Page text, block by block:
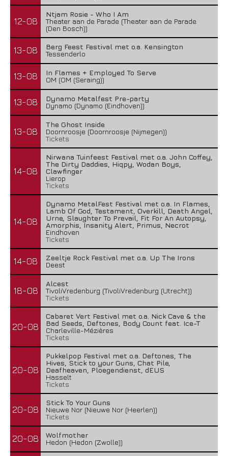
12-08
Ntjam Rosie - Who I Am
Theater aan de Parade (Theater aan de Parade
(Den Bosch))
13-08
Berg Feest Festival met o.a. Kensington
Tessenderlo
13-08
In Flames + Employed To Serve
OM (OM (Seraing))
13-08
Dynamo Metalfest Pre-party
Dynamo (Dynamo (Eindhoven))
13-08
The Ghost Inside
Doornroosje (Doornroosje (Nijmegen))
Tickets
14-08
Nirwana Tuinfeest Festival met o.a. John Coffey,
The Dirty Daddies, Hiqpy, Wodan Boys,
Clawfinger
Lierop
Tickets
14-08
Dynamo MetalFest Festival met o.a. In Flames,
Lamb Of God, Testament, Overkill, Death Angel,
Urne, Slaughter To Prevail, Fit For An Autopsy,
Amorphis, Insanity Alert, Primus, Necrot
Eindhoven
Tickets
14-08
Zeeltje Rock Festival met o.a. Up The Irons
Deest
18-08
Alcest
TivoliVredenburg (TivoliVredenburg (Utrecht))
Tickets
20-08
Cabaret Vert Festival met o.a. Nick Cave & the
Bad Seeds, Deftones, Body Count feat. Ice-T
Charleville-Mézières
Tickets
20-08
Pukkelpop Festival met o.a. Deftones, The
Hives, Stick to your Guns, Chat Pile,
Deafheaven, Ploegendienst, dEUS
Hasselt
Tickets
20-08
Stick To Your Guns
Nieuwe Nor (Nieuwe Nor (Heerlen))
Tickets
20-08
Wolfmother
Hedon (Hedon (Zwolle))